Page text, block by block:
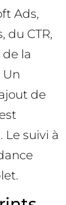
Ads,
du CTR,
la
Un
de
Le suivi à